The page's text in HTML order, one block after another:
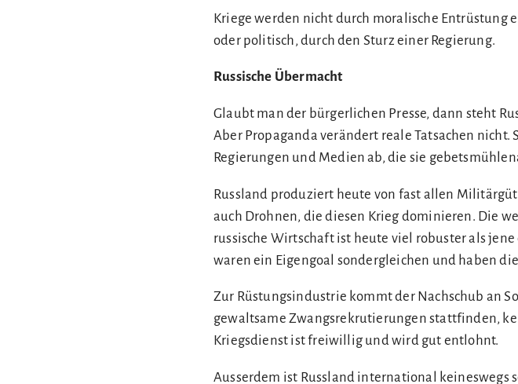
Kriege werden nicht durch moralische Entrüstung
oder politisch, durch den Sturz einer Regierung.
Russische Übermacht
Glaubt man der bürgerlichen Presse, dann steht
Aber Propaganda verändert reale Tatsachen
Regierungen und Medien ab, die sie
Russland produziert heute von fast allen
auch Drohnen, die diesen Krieg dominieren. Die
russische Wirtschaft ist heute viel robuster als
waren ein Eigengoal sondergleichen und haben
Zur Rüstungsindustrie kommt der Nachschub an
gewaltsame Zwangsrekrutierungen stattfinden,
Kriegsdienst ist freiwillig und wird gut entlohnt.
Ausserdem ist Russland international keineswegs